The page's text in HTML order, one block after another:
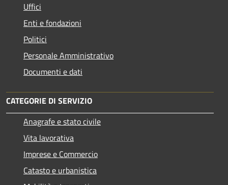
Uffici
Enti e fondazioni
Politici
Personale Amministrativo
Documenti e dati
CATEGORIE DI SERVIZIO
Anagrafe e stato civile
Vita lavorativa
Imprese e Commercio
Catasto e urbanistica